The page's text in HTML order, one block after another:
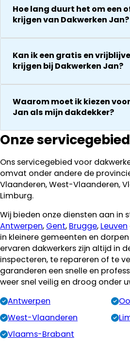
Hoe lang duurt het om een
krijgen van Dakwerken Jan?
Kan ik een gratis en
krijgen bij Dakwerken Jan?
Waarom moet ik kiezen
Jan als mijn dakdekker?
Onze
Ons servicegebied voor
omvat onder andere de
Vlaanderen, West-Vlaanderen,
Limburg.
Wij bieden onze diensten aan in
Antwerpen, Gent, Brugge, Leuven
in kleinere gemeenten en
ervaren dakwerkers zijn altijd in
inspecteren, te repareren of te
garanderen een snelle en
weer snel veilig en droog onder
Antwerpen
West-Vlaanderen
Vlaams-Brabant